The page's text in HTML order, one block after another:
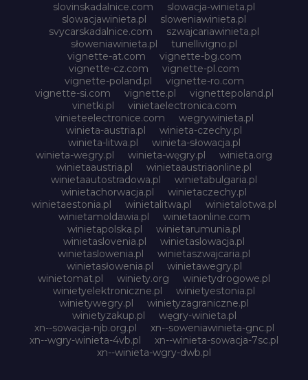
slovinskadalnice.com
slowacja-winieta.pl
slowacjawinieta.pl
sloweniawinieta.pl
svycarskadalnice.com
szwajcariawinieta.pl
słoweniawinieta.pl
tunellivigno.pl
vignette-at.com
vignette-bg.com
vignette-cz.com
vignette-pl.com
vignette-poland.pl
vignette-ro.com
vignette-si.com
vignette.pl
vignettepoland.pl
vinetki.pl
vinietaelectronica.com
vinieteelectronice.com
wegrywinieta.pl
winieta-austria.pl
winieta-czechy.pl
winieta-litwa.pl
winieta-słowacja.pl
winieta-wegry.pl
winieta-węgry.pl
winieta.org
winietaaustria.pl
winietaaustriaonline.pl
winietaautostradowa.pl
winietabulgaria.pl
winietachorwacja.pl
winietaczechy.pl
winietaestonia.pl
winietalitwa.pl
winietalotwa.pl
winietamoldawia.pl
winietaonline.com
winietapolska.pl
winietarumunia.pl
winietaslovenia.pl
winietaslowacja.pl
winietaslowenia.pl
winietaszwajcaria.pl
winietasłowenia.pl
winietawegry.pl
winietomat.pl
winiety.org
winietydrogowe.pl
winietyelektroniczne.pl
winietyestonia.pl
winietywegry.pl
winietyzagraniczne.pl
winietyzakup.pl
węgry-winieta.pl
xn--sowacja-njb.org.pl
xn--soweniawinieta-gnc.pl
xn--wgry-winieta-4vb.pl
xn--winieta-sowacja-7sc.pl
xn--winieta-wgry-dwb.pl